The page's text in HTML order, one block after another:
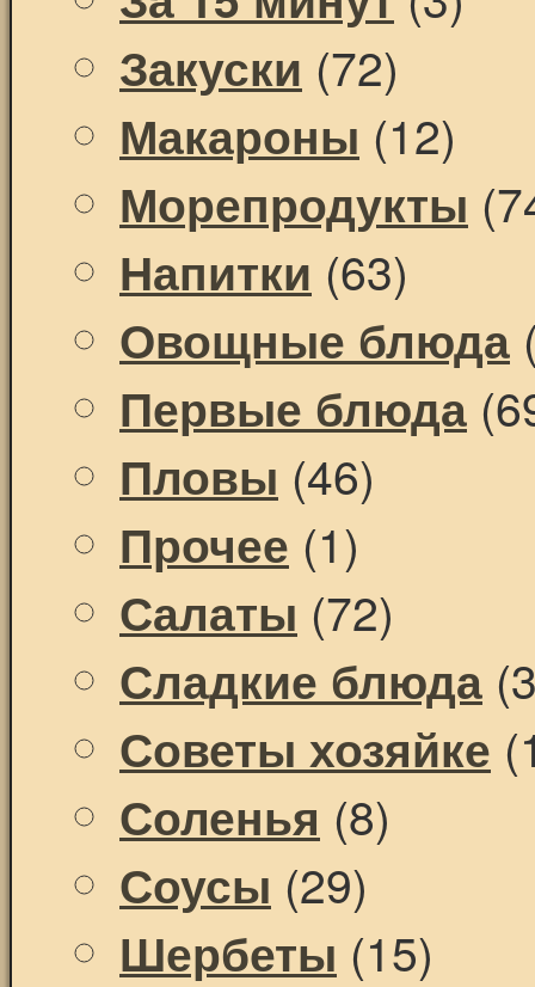
Закуски (72)
Макароны (12)
Морепродукты
Напитки (63)
Овощные блюда
Первые блюда
Пловы (46)
Прочее (1)
Салаты (72)
Сладкие блюда
Советы хозяйке
Соленья (8)
Соусы (29)
Шербеты (15)